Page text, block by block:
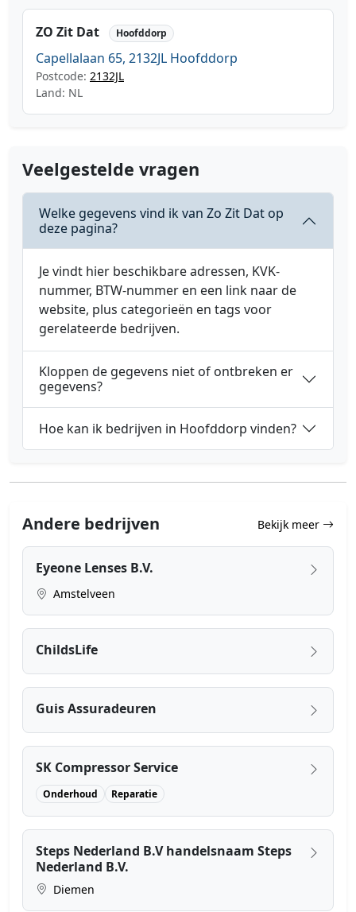
ZO Zit Dat Hoofddorp
Capellalaan 65, 2132JL Hoofddorp
Postcode: 2132JL
Land: NL
Veelgestelde vragen
Welke gegevens vind ik van Zo Zit Dat op
deze pagina?
Je vindt hier beschikbare adressen, KVK-
nummer, BTW-nummer en een link naar de
website, plus categorieën en tags voor
gerelateerde bedrijven.
Kloppen de gegevens niet of ontbreken er
gegevens?
Hoe kan ik bedrijven in Hoofddorp vinden?
Andere bedrijven Bekijk meer
Eyeone Lenses B.V.
Amstelveen
ChildsLife
Guis Assuradeuren
SK Compressor Service
Onderhoud Reparatie
Steps Nederland B.V handelsnaam Steps
Nederland B.V.
Diemen